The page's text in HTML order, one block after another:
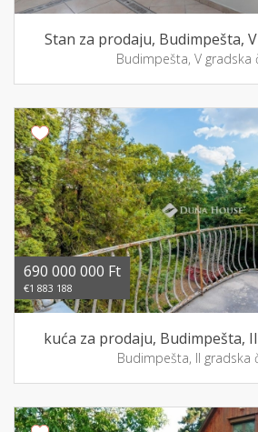
Stan za prodaju, Budimpešta,
Budimpešta, V gradska
690 000 000 Ft
€1 883 188
kuća za prodaju, Budimpešta,
Budimpešta, II gradska